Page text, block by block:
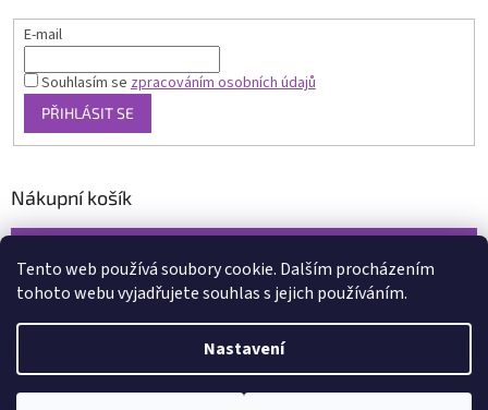
Tento web používá soubory cookie. Dalším procházením
tohoto webu vyjadřujete souhlas s jejich používáním.
Nastavení
E-mail
Souhlasím sezpracováním osobních údajů
PŘIHLÁSIT SE
Nákupní košík
Vytvořil Shoptet
Copyright 2026www.xcena.cz. Všechna práva vyhrazena.Upravit